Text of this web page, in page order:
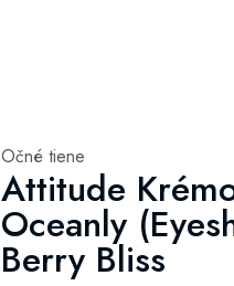
Očné tiene
Attitude
Oceanly
Berry Bliss